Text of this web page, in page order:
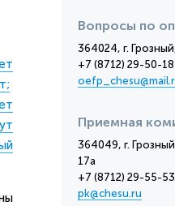
Вопросы по
364024, г.
+7 (8712) 29-50-18
Приемная
364049, г.
17а
+7 (8712) 29-55-53
pk@chesu.ru